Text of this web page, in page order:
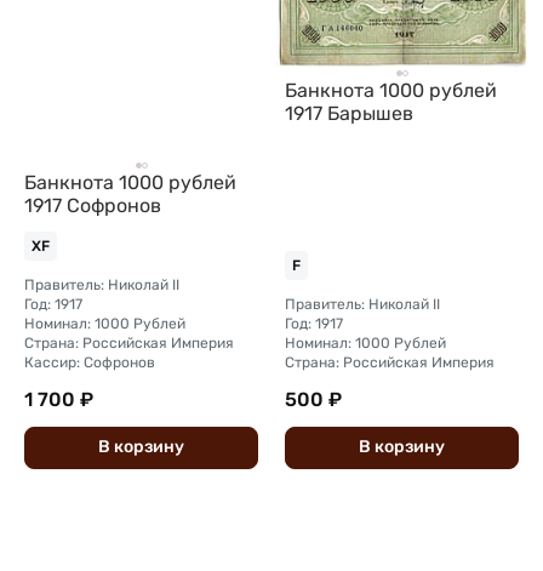
Банкнота 1000 рублей
1917 Софронов
XF
Правитель: Николай II
Год: 1917
Номинал: 1000 Рублей
Страна: Российская Империя
Кассир: Софронов
1 700 ₽
В корзину
Банкнота 1000 рублей
1917 Барышев
F
Правитель: Николай II
Год: 1917
Номинал: 1000 Рублей
Страна: Российская Империя
500 ₽
В корзину